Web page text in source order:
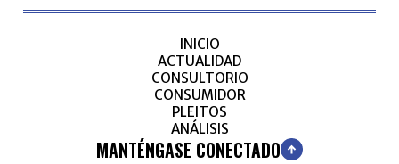
INICIO
ACTUALIDAD
CONSULTORIO
CONSUMIDOR
PLEITOS
ANÁLISIS
MANTÉNGASE CONECTADO